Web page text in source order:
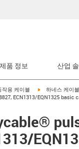
제품 정보 산업
right
icon-arrow-right
작용 케이블 igus-icon-
하네스 케이블
ECN1313/EQN1325 basic